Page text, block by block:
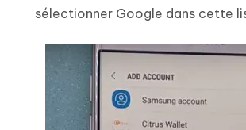
sélectionner Google dans cette